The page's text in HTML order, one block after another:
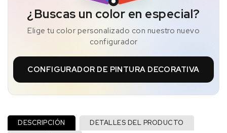
¿Buscas un color en especial?
Elige tu color personalizado con nuestro nuevo
configurador
CONFIGURADOR DE PINTURA DECORATIVA
DESCRIPCIÓN
DETALLES DEL PRODUCTO